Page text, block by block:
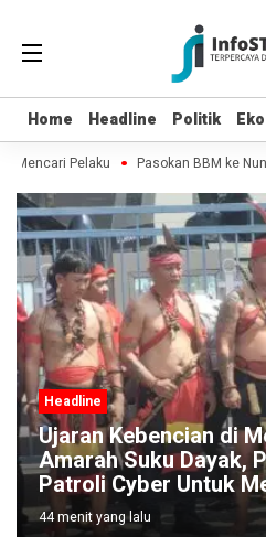
Home Headline Politik
Home Headline Politik
Mencari Pelaku Pasokan BBM ke
Headline
Terhenti
Sempat
1 hari yang